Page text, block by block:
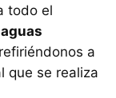
todo el
a
que se realiza